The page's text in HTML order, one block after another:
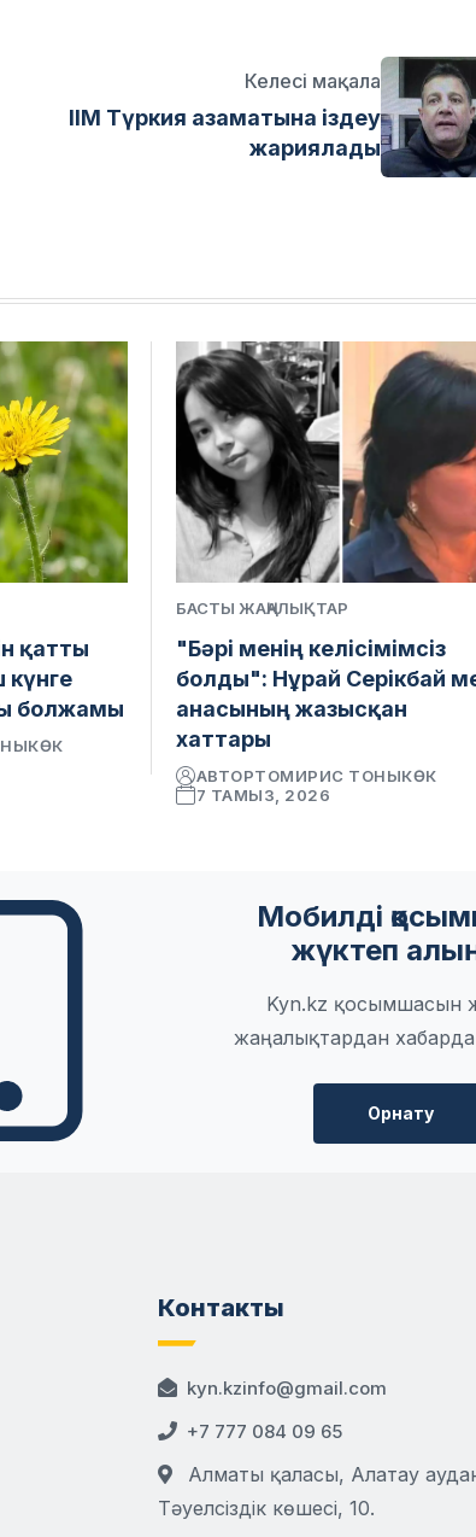
Келесі мақала
ІІМ Түркия азаматына іздеу
жариялады
қатты
болжамы
БАСТЫ ЖАҢАЛЫҚТАР
"Бәрі менің келісімімсіз
болды": Нұрай Серікбай
анасының жазысқан
хаттары
АВТОРТОМИРИС ТОНЫКӨК
7 ТАМЫЗ, 2026
Мобилді
жүктеп
Kyn.kz қосымшасын
жаңалықтардан
Орнату
Контакты
kyn.kzinfo@gmail.com
+7 777 084 09 65
Алматы қаласы, Алатау
Тәуелсіздік көшесі, 10.